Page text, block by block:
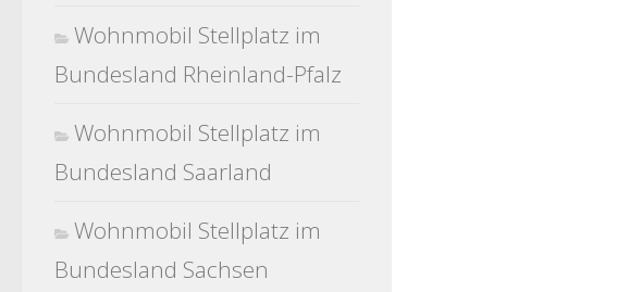
Wohnmobil Stellplatz im
Bundesland Rheinland-Pfalz
Wohnmobil Stellplatz im
Bundesland Saarland
Wohnmobil Stellplatz im
Bundesland Sachsen